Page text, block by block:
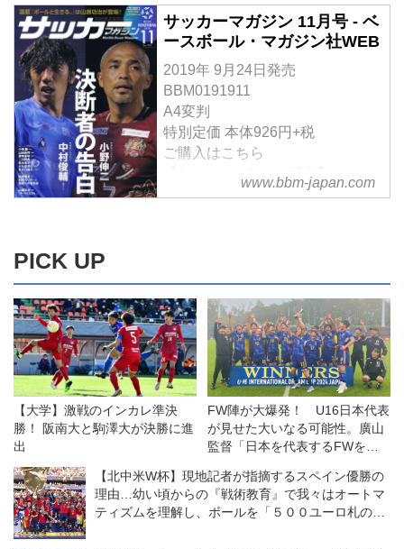
合で背番号10をつけた籾木結花
だ。
タジキスタン戦に臨む日本代表メ
ンバーが発表された。モンゴル戦
は今予選のホーム初戦となる。今
回、大迫勇也が負傷で招集外とな
ったＦＷには、９月シリーズに引
き続き、永井謙佑が選ばれたほ
か、鎌田大地と浅野拓磨が招集さ
れた。
サッカーマガジン 11月号 - ベ
ースボール・マガジン社WEB
2019年 9月24日発売
BBM0191911
A4変判
特別定価 本体926円+税
ご購入はこちら
【Amazonからのご購入】はこち
ら
サッカーマガジン編集部
Amazonでサッカーマガジン編集
部の月刊サッカーマガジン 2019
年 11 月号 特集:決断者の告白 [特
別付録:オリジナルFOOTISTAシリ
アルコード WCC...
www.bbm-japan.com
PICK UP
【大学】激戦のインカレ準決
勝！ 阪南大と駒澤大が決勝に進
出
FW陣が大爆発！ U16日本代表
が見せた大いなる可能性。廣山
監督「日本を代表するFWを育
【北中米W杯】現地記者が指摘するスペイン優勝の
理由…幼い頃からの『戦術教育』で我々はオートマ
ティズムを理解し、ボールを「５００ユーロ札のよ